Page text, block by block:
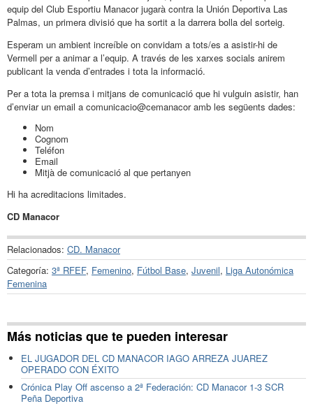
equip del Club Esportiu Manacor jugarà contra la Unión Deportiva Las
Palmas, un primera divisió que ha sortit a la darrera bolla del sorteig.
Esperam un ambient increíble on convidam a tots/es a asistir-hi de
Vermell per a animar a l’equip. A través de les xarxes socials anirem
publicant la venda d’entrades i tota la informació.
Per a tota la premsa i mitjans de comunicació que hi vulguin asistir, han
d’enviar un email a comunicacio@cemanacor amb les següents dades:
Nom
Cognom
Teléfon
Email
Mitjà de comunicació al que pertanyen
Hi ha acreditacions limitades.
CD Manacor
Relacionados: CD. Manacor
Categoría: 3ª RFEF, Femenino, Fútbol Base, Juvenil, Liga Autonómica
Femenina
Más noticias que te pueden interesar
EL JUGADOR DEL CD MANACOR IAGO ARREZA JUAREZ
OPERADO CON ÉXITO
Crónica Play Off ascenso a 2ª Federación: CD Manacor 1-3 SCR
Peña Deportiva